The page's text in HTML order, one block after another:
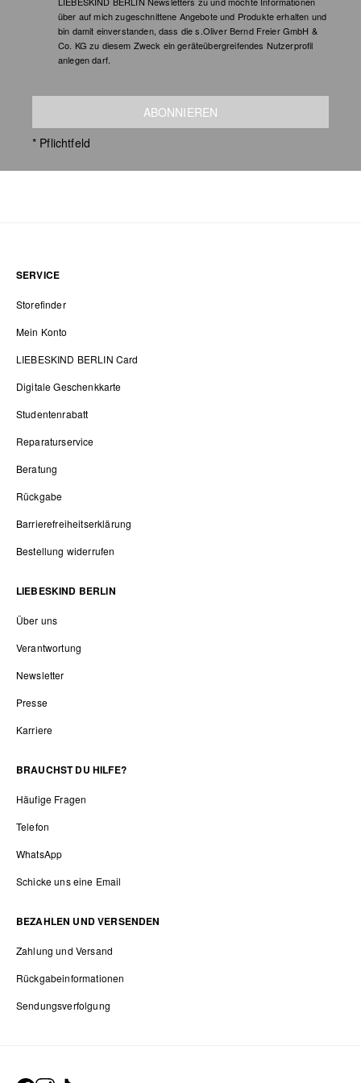
über auf mich zugeschnittene Angebote und Produkte erhalten und
bin damit einverstanden, dass die s.Oliver Bernd Freier GmbH &
Co. KG zu diesem Zweck ein geräteübergreifendes Nutzerprofil
anlegen darf.
ABONNIEREN
* Pflichtfeld
SERVICE
Storefinder
Mein Konto
LIEBESKIND BERLIN Card
Digitale Geschenkkarte
Studentenrabatt
Reparaturservice
Beratung
Rückgabe
Barrierefreiheitserklärung
Bestellung widerrufen
LIEBESKIND BERLIN
Über uns
Verantwortung
Newsletter
Presse
Karriere
BRAUCHST DU HILFE?
Häufige Fragen
Telefon
WhatsApp
Schicke uns eine Email
BEZAHLEN UND VERSENDEN
Zahlung und Versand
Rückgabeinformationen
Sendungsverfolgung